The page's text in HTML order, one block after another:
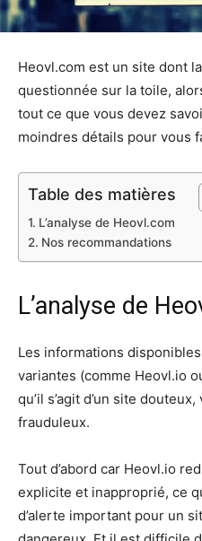
Heovl.com est un site dont
questionnée sur la toile,
tout ce que vous devez
moindres détails pour vous
Table des matières
L’analyse de Heovl.com
Nos recommandations
L’analyse de
Les informations
variantes (comme Heovl.io
qu’il s’agit d’un site
frauduleux.
Tout d’abord car Heovl.io
explicite et inapproprié, ce
d’alerte important pour un